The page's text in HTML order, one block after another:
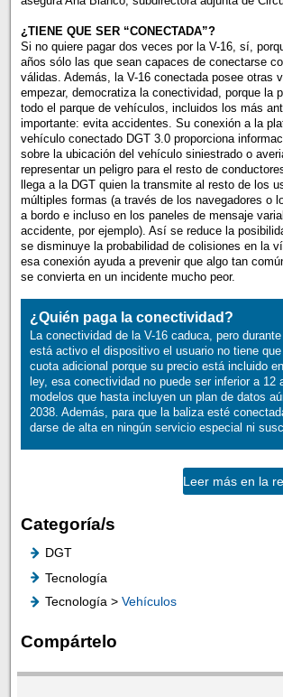
¿TIENE QUE SER “CONECTADA”?
Si no quiere pagar dos veces por la V-16, sí,
años sólo las que sean capaces de conectarse
válidas. Además, la V-16 conectada posee otras
empezar, democratiza la conectividad, porque la
todo el parque de vehículos, incluidos los más
importante: evita accidentes. Su conexión a la
vehículo conectado DGT 3.0 proporciona
sobre la ubicación del vehículo siniestrado o
representar un peligro para el resto de
llega a la DGT quien la transmite al resto de los
múltiples formas (a través de los navegadores o
a bordo e incluso en los paneles de mensaje
accidente, por ejemplo). Así se reduce la
se disminuye la probabilidad de colisiones en la
esa conexión ayuda a prevenir que algo tan
se convierta en un incidente mucho peor.
¿Quién paga la conectividad?
La conectividad de la V-16 caduca, pero
está activo el dispositivo el usuario no tiene que
cuota adicional porque su precio está incluido
ley, esa conectividad no puede ser inferior a 12
modelos que hasta incluyen un plan de datos
2038. Además, para que la baliza esté
darse de alta en ningún servicio especial ni
Leer más en la
Categoría/s
DGT
Tecnología
Tecnología > Vehículos
Compártelo